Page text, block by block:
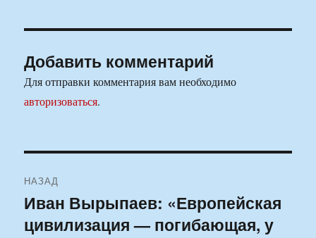
Добавить комментарий
Для отправки комментария вам необходимо
авторизоваться.
по
записям
НАЗАД
Предыдущая
запись:
Иван Вырыпаев: «Европейская
цивилизация — погибающая, у